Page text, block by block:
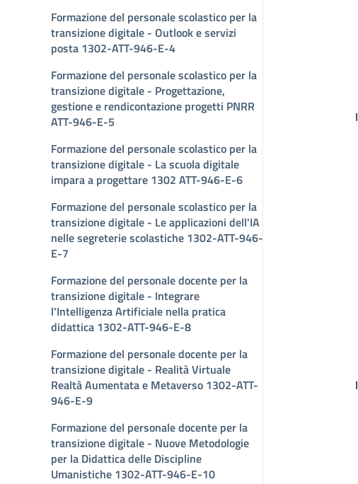
Formazione del personale scolastico per la
transizione digitale - Outlook e servizi
posta 1302-ATT-946-E-4
Formazione del personale scolastico per la
transizione digitale - Progettazione,
gestione e rendicontazione progetti PNRR
ATT-946-E-5
Formazione del personale scolastico per la
transizione digitale - La scuola digitale
impara a progettare 1302 ATT-946-E-6
Formazione del personale scolastico per la
transizione digitale - Le applicazioni dell'IA
nelle segreterie scolastiche 1302-ATT-946-
E-7
Formazione del personale docente per la
transizione digitale - Integrare
l'Intelligenza Artificiale nella pratica
didattica 1302-ATT-946-E-8
Formazione del personale docente per la
transizione digitale - Realità Virtuale
Realtà Aumentata e Metaverso 1302-ATT-
946-E-9
Formazione del personale docente per la
transizione digitale - Nuove Metodologie
per la Didattica delle Discipline
Umanistiche 1302-ATT-946-E-10